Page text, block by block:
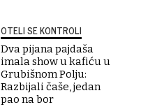
OTELI SE KONTROLI
Dva pijana pajdaša
imala show u kafiću u
Grubišnom Polju:
Razbijali čaše, jedan
pao na bor